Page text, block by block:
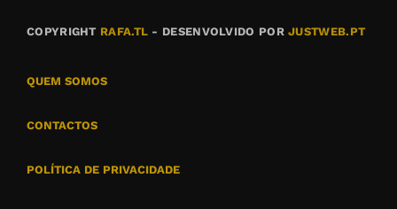
COPYRIGHT RAFA.TL - DESENVOLVIDO PORJUSTWEB.PT
QUEM SOMOS
CONTACTOS
POLÍTICA DE PRIVACIDADE